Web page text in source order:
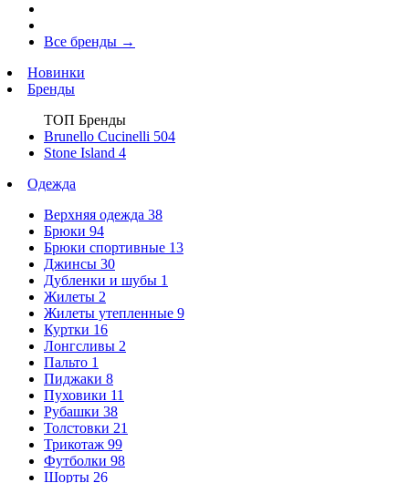
Все бренды →
Новинки
Бренды
ТОП Бренды
Brunello Cucinelli 504
Stone Island 4
Одежда
Верхняя одежда 38
Брюки 94
Брюки спортивные 13
Джинсы 30
Дубленки и шубы 1
Жилеты 2
Жилеты утепленные 9
Куртки 16
Лонгсливы 2
Пальто 1
Пиджаки 8
Пуховики 11
Рубашки 38
Толстовки 21
Трикотаж 99
Футболки 98
Шорты 26